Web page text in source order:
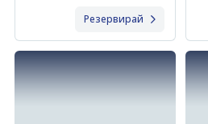
Резервирай